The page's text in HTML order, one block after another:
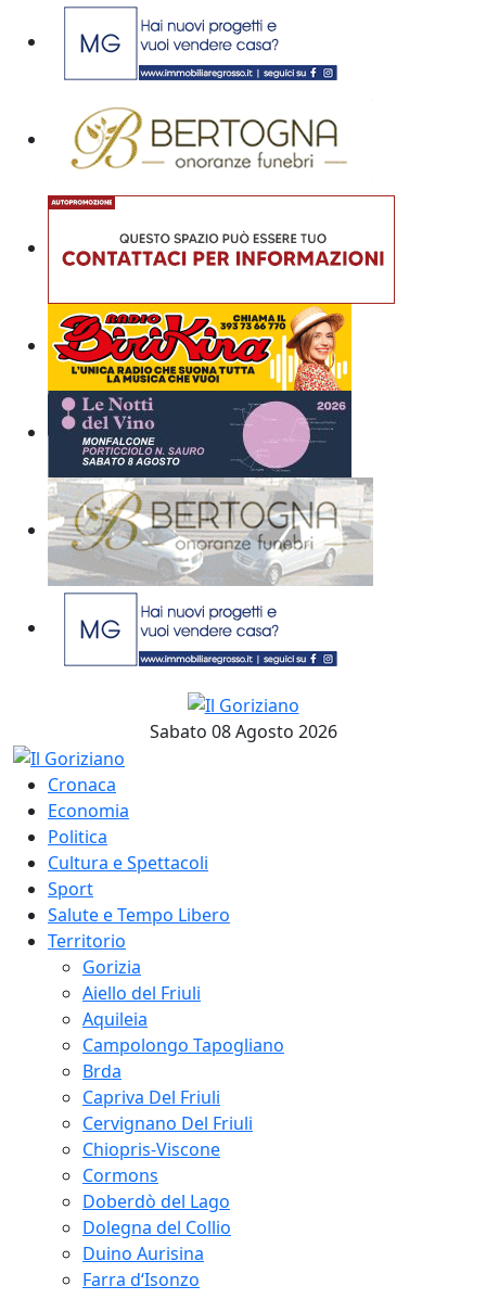
Sabato 08 Agosto 2026
Cronaca
Economia
Politica
Cultura e Spettacoli
Sport
Salute e Tempo Libero
Territorio
Gorizia
Aiello del Friuli
Aquileia
Campolongo Tapogliano
Brda
Capriva Del Friuli
Cervignano Del Friuli
Chiopris-Viscone
Cormons
Doberdò del Lago
Dolegna del Collio
Duino Aurisina
Farra d‘Isonzo